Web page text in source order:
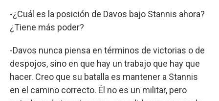
-¿Cuál es la posición de Davos bajo Stannis ahora?
¿Tiene más poder?
-Davos nunca piensa en términos de victorias o de
despojos, sino en que hay un trabajo que hay que
hacer. Creo que su batalla es mantener a Stannis
en el camino correcto. Él no es un militar, pero